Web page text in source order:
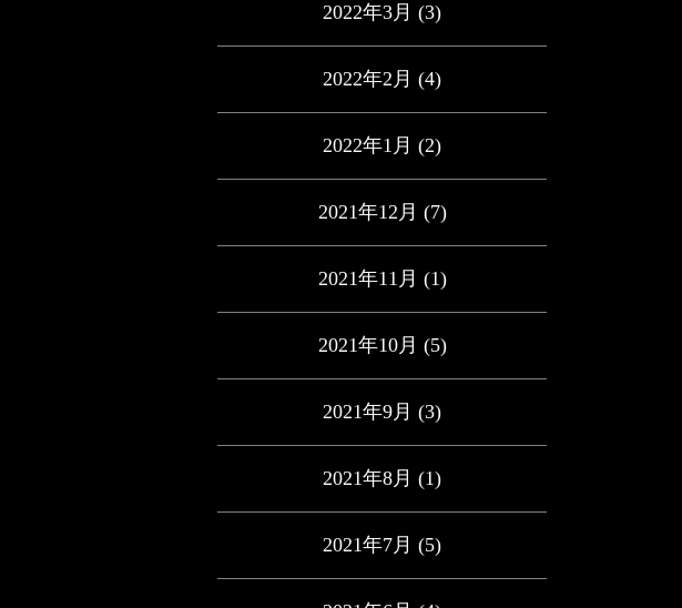
2022年3月 (3)
2022年2月 (4)
2022年1月 (2)
2021年12月 (7)
2021年11月 (1)
2021年10月 (5)
2021年9月 (3)
2021年8月 (1)
2021年7月 (5)